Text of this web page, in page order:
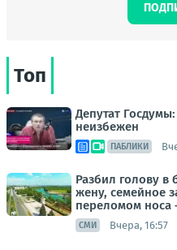
Топ
Депутат
неизбежен
ПАБЛИКИ
Разбил голову
жену, семейное
переломом носа
СМИ Вчера, 16:57